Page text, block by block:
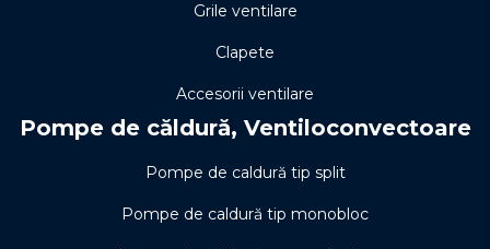
Grile ventilare
Clapete
Accesorii ventilare
Pompe de căldură, Ventiloconvectoare
Pompe de caldură tip split
Pompe de caldură tip monobloc